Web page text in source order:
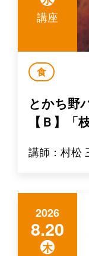
講座
食
とかち野
【Ｂ】「
講師：村松
2026
8.20
木